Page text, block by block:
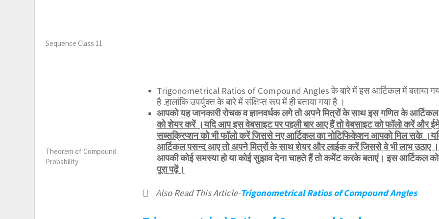
Trigonometrical Ratios of Compound Angles के बारे में इस आर्टिकल में बताया
है .हालांकि उपर्युक्त के बारे में संक्षिप्त रूप में ही बताया गया है ।
आपको यह जानकारी रोचक व ज्ञानवर्धक लगे तो अपने मित्रों के साथ इस गणित के आर्टिकल
को शेयर करें ।यदि आप इस वेबसाइट पर पहली बार आए हैं तो वेबसाइट को फॉलो करें और
सब्सक्रिप्शन को भी फॉलो करें जिससे नए आर्टिकल का नोटिफिकेशन आपको मिल सके
आर्टिकल पसन्द आए तो अपने मित्रों के साथ शेयर और लाईक करें जिससे वे भी लाभ उठाए ।
आपकी कोई समस्या हो या कोई सुझाव देना चाहते हैं तो कमेंट करके बताएं। इस आर्टिकल को
पूरा पढ़ें।
Also Read This Article-Trigonometrical Ratios of Compound Angles
Sequence Class 11
Theorem of Compound
Probability